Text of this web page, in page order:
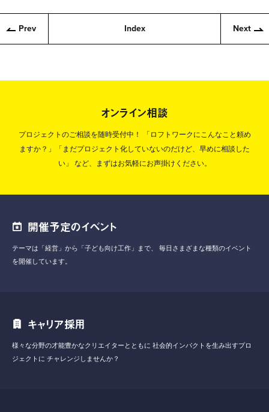
Prev Index Next
オンライン相談
プロジェクトのご相談を随時受付中！
「ロフトワークにこんなこと頼め
ますか？」「まだプロジェクト化していないのだけど、早めに相談した
い」
など、まずはお気軽にお声掛けください。
開催予定のイベント
テーマは「経営」から「子ども向け工作」まで、
毎日さまざまな種類のイベント
を開催しています。
キャリア採用
様々な分野の才能豊かなクリエイターとともに 社会的インパクトを生み出すプロ
ジェクトに チャレンジしませんか？